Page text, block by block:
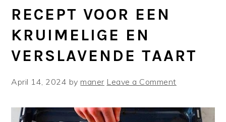
RECEPT VOOR EEN
KRUIMELIGE EN
VERSLAVENDE TAART
April 14, 2024 bymaner Leave a Comment